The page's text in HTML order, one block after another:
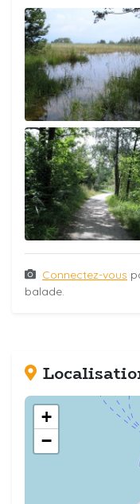
Connectez-vous
balade.
+
−